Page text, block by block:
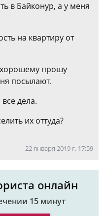
в Байконур, а у меня
на квартиру от
прошу
посылают.
дела.
их оттуда?
22 января 2019 г. 17:59
онлайн
15 минут